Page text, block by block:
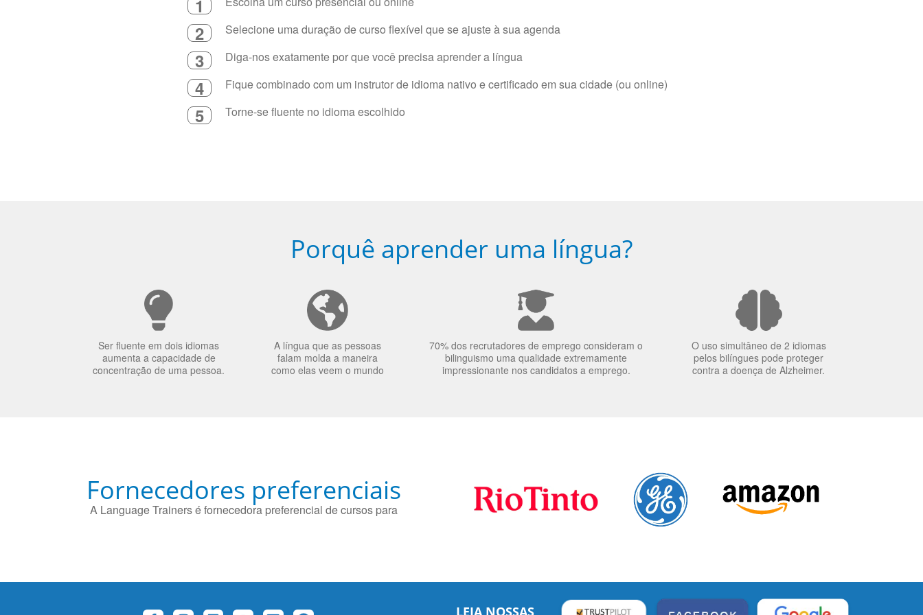
1
2 Selecione uma duração de curso flexível que se ajuste à sua agenda
3 Diga-nos exatamente por que você precisa aprender a língua
4 Fique combinado com um instrutor de idioma nativo e certificado em sua cidade (ou online)
5 Torne-se fluente no idioma escolhido
Porquê aprender uma língua?
Ser fluente em dois idiomas
aumenta a capacidade de
concentração de uma pessoa.
A língua que as pessoas
falam molda a maneira
como elas veem o mundo
70% dos recrutadores de emprego consideram o
bilinguismo uma qualidade extremamente
impressionante nos candidatos a emprego.
O uso simultâneo de 2 idiomas
pelos bilíngues pode proteger
contra a doença de Alzheimer.
Fornecedores preferenciais
A Language Trainers é fornecedora preferencial de cursos para
LEIA NOSSAS